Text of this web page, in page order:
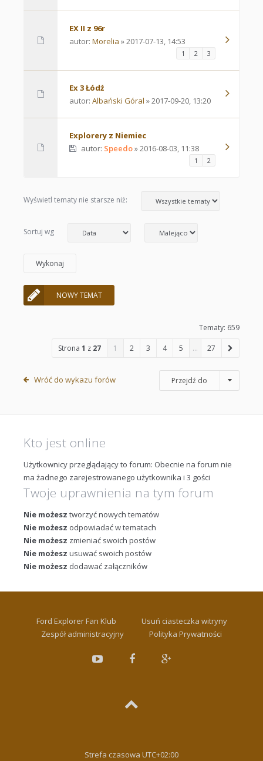
EX II z 96r
autor: Morelia » 2017-07-13, 14:53
1 2 3
Ex 3 Łódź
autor: Albański Góral » 2017-09-20, 13:20
Explorery z Niemiec
autor: Speedo» 2016-08-03, 11:38
1 2
Wyświetl tematy nie starsze niż:
Sortuj wg
NOWY TEMAT
Tematy: 659
Strona 1 z 27 1 2 3 4 5 … 27
Wróć do wykazu forów Przejdź do
Kto jest online
Użytkownicy przeglądający to forum: Obecnie na forum nie
ma żadnego zarejestrowanego użytkownika i 3 gości
Twoje uprawnienia na tym forum
Nie możesz tworzyć nowych tematów
Nie możesz odpowiadać w tematach
Nie możesz zmieniać swoich postów
Nie możesz usuwać swoich postów
Nie możesz dodawać załączników
Ford Explorer Fan Klub
Usuń ciasteczka witryny
Zespół administracyjny
Polityka Prywatności
Strefa czasowa UTC+02:00